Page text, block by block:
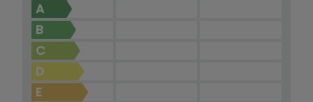
A
B
C
D
E